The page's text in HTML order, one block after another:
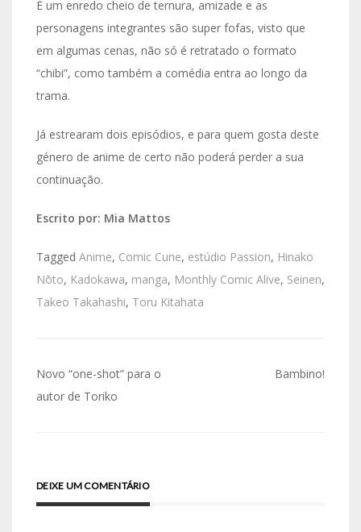
É um enredo cheio de ternura, amizade e as
personagens integrantes são super fofas, visto que
em algumas cenas, não só é retratado o formato
“chibi”, como também a comédia entra ao longo da
trama.
Já estrearam dois episódios, e para quem gosta deste
género de anime de certo não poderá perder a sua
continuação.
Escrito por: Mia Mattos
Tagged Anime, Comic Cune, estúdio Passion, Hinako
Nōto, Kadokawa, manga, Monthly Comic Alive, Seinen,
Takeo Takahashi, Toru Kitahata
Navegação
de
Novo “one-shot” para o
autor de Toriko
Bambino!
DEIXE UM COMENTÁRIO